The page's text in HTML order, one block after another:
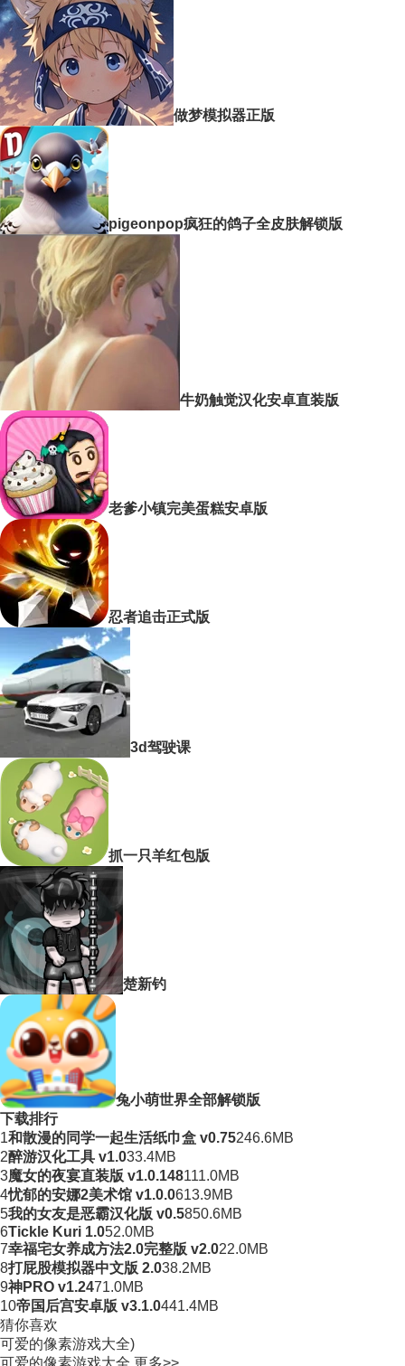
做梦模拟器正版
pigeonpop疯狂的鸽子全皮肤解锁版
牛奶触觉汉化安卓直装版
老爹小镇完美蛋糕安卓版
忍者追击正式版
3d驾驶课
抓一只羊红包版
楚新钓
兔小萌世界全部解锁版
下载排行
1和散漫的同学一起生活纸巾盒 v0.75246.6MB
2醉游汉化工具 v1.033.4MB
3魔女的夜宴直装版 v1.0.148111.0MB
4忧郁的安娜2美术馆 v1.0.0613.9MB
5我的女友是恶霸汉化版 v0.5850.6MB
6Tickle Kuri 1.052.0MB
7幸福宅女养成方法2.0完整版 v2.022.0MB
8打屁股模拟器中文版 2.038.2MB
9神PRO v1.2471.0MB
10帝国后宫安卓版 v3.1.0441.4MB
猜你喜欢
可爱的像素游戏大全)